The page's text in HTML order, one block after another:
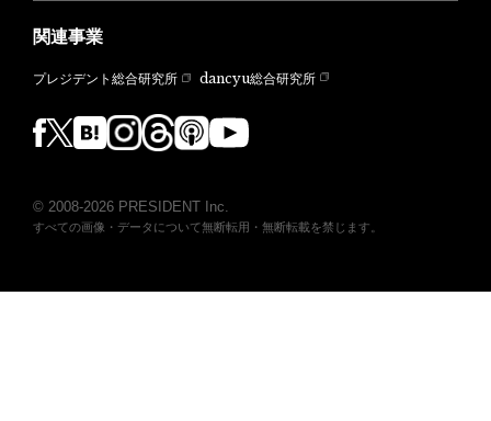
関連事業
プレジデント総合研究所 dancyu総合研究所
© 2008-2026 PRESIDENT Inc.
すべての画像・データについて無断転用・無断転載を禁じます。